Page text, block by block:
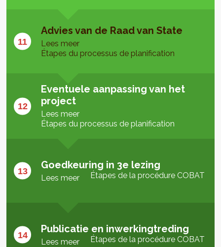
Advies van de Raad van State
Lees meer
Étapes du processus de planification
Eventuele aanpassing van het
project
Lees meer
Étapes du processus de planification
Goedkeuring in 3e lezing
Lees meer Étapes de la procédure COBAT
Publicatie en inwerkingtreding
Lees meer Étapes de la procédure COBAT